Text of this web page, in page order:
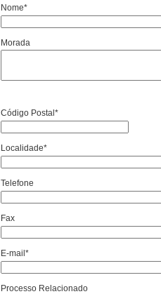
Nome*
Morada
Código Postal*
Localidade*
Telefone
Fax
E-mail*
Processo Relacionado